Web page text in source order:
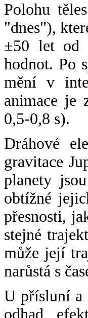
Polohu
"dnes"),
±50 let od
hodnot. Po
mění v
animace je
0,5-0,8 s).
Dráhové
gravitace
planety
obtížné
přesnosti,
stejné
může její
narůstá s
U přísluní a
odhad